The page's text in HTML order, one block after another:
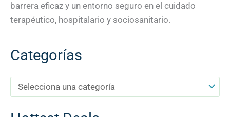
Categorías
barrera eficaz y un entorno seguro en el cuidado
terapéutico, hospitalario y sociosanitario.